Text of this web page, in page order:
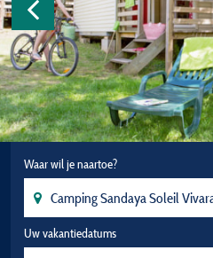
Waar wil je naartoe?
Uw vakantiedatums